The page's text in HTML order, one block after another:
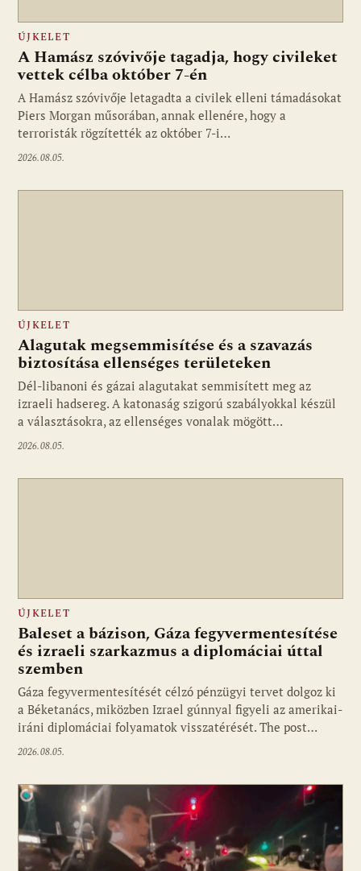
ÚJKELET
A Hamász szóvivője tagadja, hogy civileket
vettek célba október 7-én
A Hamász szóvivője letagadta a civilek elleni támadásokat
Piers Morgan műsorában, annak ellenére, hogy a
terroristák rögzítették az október 7-i…
2026.08.05.
ÚJKELET
Alagutak megsemmisítése és a szavazás
biztosítása ellenséges területeken
Dél-libanoni és gázai alagutakat semmisített meg az
izraeli hadsereg. A katonaság szigorú szabályokkal készül
a választásokra, az ellenséges vonalak mögött…
2026.08.05.
ÚJKELET
Baleset a bázison, Gáza fegyvermentesítése
és izraeli szarkazmus a diplomáciai úttal
szemben
Gáza fegyvermentesítését célzó pénzügyi tervet dolgoz ki
a Béketanács, miközben Izrael gúnnyal figyeli az amerikai-
iráni diplomáciai folyamatok visszatérését. The post…
2026.08.05.